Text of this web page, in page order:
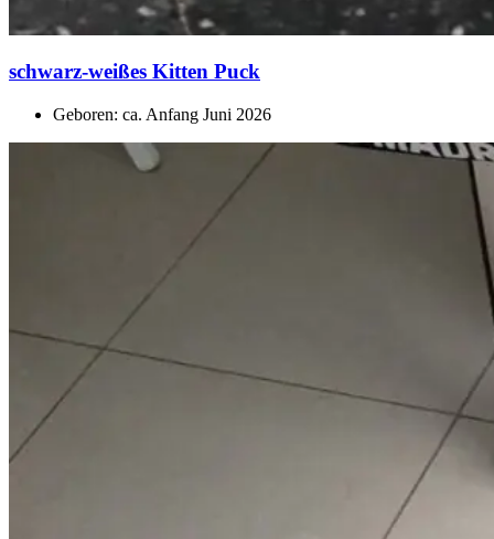
schwarz-weißes Kitten Puck
Geboren: ca. Anfang Juni 2026